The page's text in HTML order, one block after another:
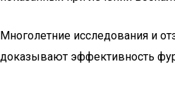
Многолетние исследования и
доказывают эффективность